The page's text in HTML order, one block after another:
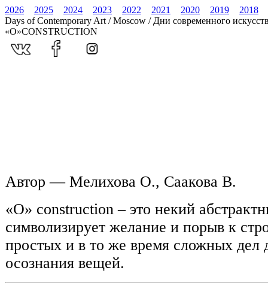
2026 2025 2024 2023 2022 2021 2020 2019
2018
Days of Contemporary Art / Moscow / Дни современного
«O»CONSTRUCTION
Автор — Мелихова О., Саакова В.
«O» construction – это некий
символизирует желание и порыв к
простых и в то же время сложных дел
осознания вещей.